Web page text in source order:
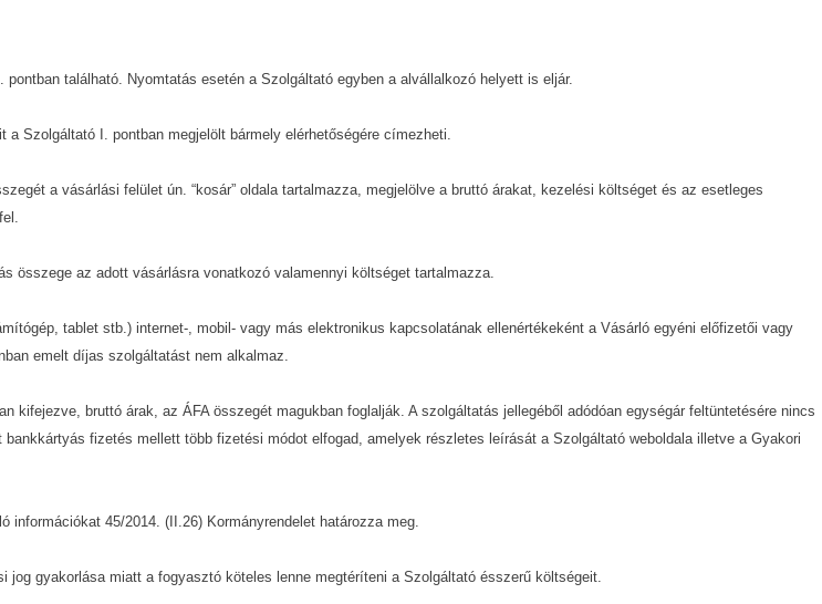
található. Nyomtatás esetén a Szolgáltató egyben a alvállalkozó helyett is eljár.
Szolgáltató I. pontban megjelölt bármely elérhetőségére címezheti.
a vásárlási felület ún. “kosár” oldala tartalmazza, megjelölve a bruttó árakat, kezelési költséget és az esetleges
összege az adott vásárlásra vonatkozó valamennyi költséget tartalmazza.
tablet stb.) internet-, mobil- vagy más elektronikus kapcsolatának ellenértékeként a Vásárló egyéni előfizetői vagy
emelt díjas szolgáltatást nem alkalmaz.
bruttó árak, az ÁFA összegét magukban foglalják. A szolgáltatás jellegéből adódóan egységár feltüntetésére nincs
fizetés mellett több fizetési módot elfogad, amelyek részletes leírását a Szolgáltató weboldala illetve a Gyakori
45/2014. (II.26) Kormányrendelet határozza meg.
gyakorlása miatt a fogyasztó köteles lenne megtéríteni a Szolgáltató ésszerű költségeit.